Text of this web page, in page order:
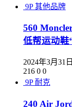
9P 其他品牌
560
低帮运动鞋
2024年3月31日
216 0 0
9P 耐克
240 Air